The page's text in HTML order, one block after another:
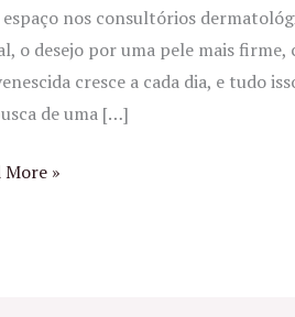
espaço nos consultórios
o desejo por uma pele mais
cresce a cada dia, e tudo
de uma […]
More »